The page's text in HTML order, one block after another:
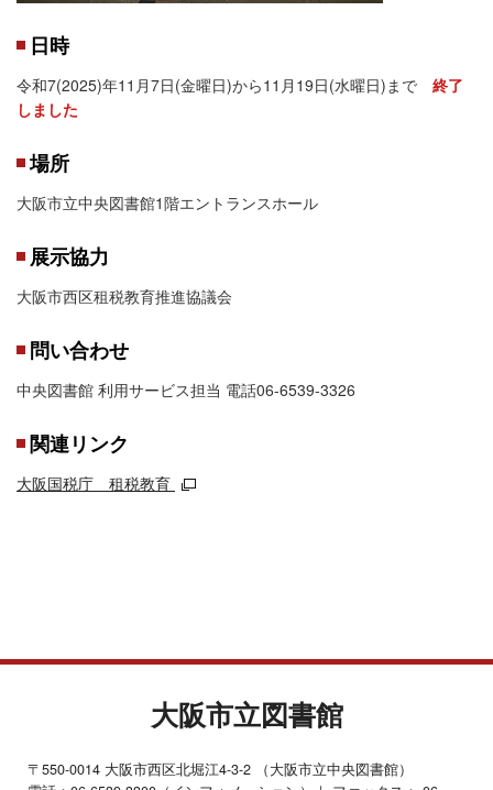
日時
令和7(2025)年11月7日(金曜日)から11月19日(水曜日)まで 終了
しました
場所
大阪市立中央図書館1階エントランスホール
展示協力
大阪市西区租税教育推進協議会
問い合わせ
中央図書館 利用サービス担当 電話06-6539-3326
関連リンク
大阪国税庁 租税教育
大阪市立図書館
〒550-0014 大阪市西区北堀江4-3-2 （大阪市立中央図書館）